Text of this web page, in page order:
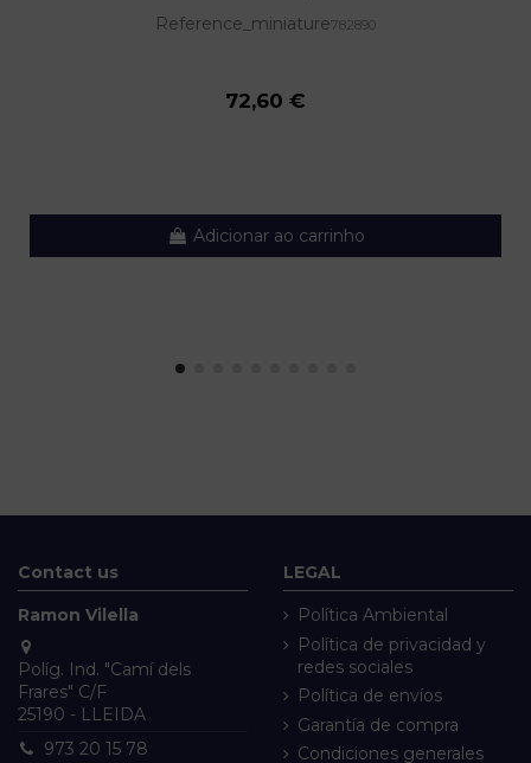
Reference_miniature782890
72,60 €
Adicionar ao carrinho
Contact us
Ramon Vilella
Políg. Ind. "Camí dels
Frares" C/F
25190 - LLEIDA
973 20 15 78
LEGAL
Política Ambiental
Política de privacidad y
redes sociales
Política de envíos
Garantía de compra
Condiciones generales